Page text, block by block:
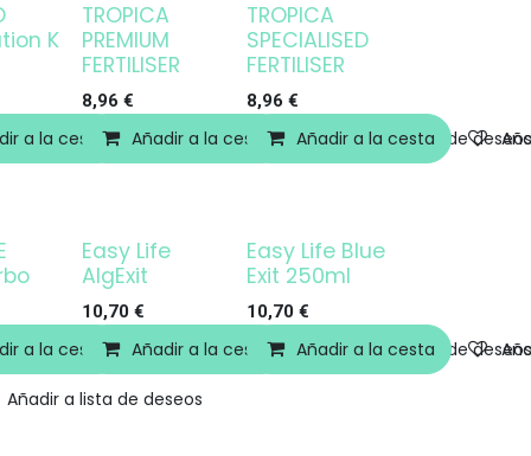
Añadir a lista de deseos
K
a la cesta Añadir a lista de deseos
TROPICA
PREMIUM
FERTILISER
8,96 €
Añadir a la cesta Añadir a lista de deseos
TROPICA
SPECIALISED
FERTILISER
8,96 €
Añadir a la cesta
Añadir a lista de deseos
a la cesta Añadir a lista de deseos
Easy Life
AlgExit
10,70€
Añadir a la cesta Añadir a lista de deseos
Easy Life Blue
Exit 250ml
10,70€
Añadir a la cesta